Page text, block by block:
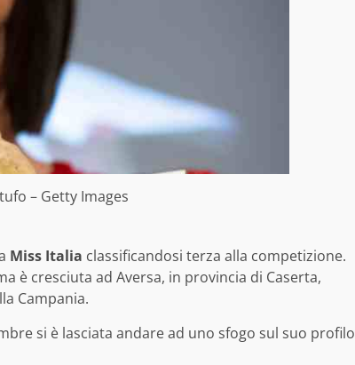
– Getty Images
Miss Italia classificandosi terza alla competizione.
è cresciuta ad Aversa, in provincia di Caserta,
Campania.
si è lasciata andare ad uno sfogo sul suo profilo